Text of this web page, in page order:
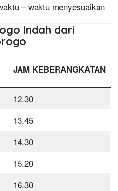
– waktu menyesuaikan
Indah dari
JAM KEBERANGKATAN
12.30
13.45
14.30
15.20
16.30